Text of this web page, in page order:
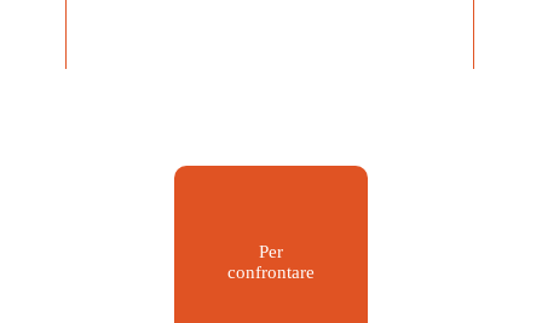
Per
confrontare